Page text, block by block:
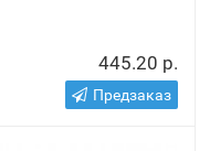
445.20 р.
Предзаказ